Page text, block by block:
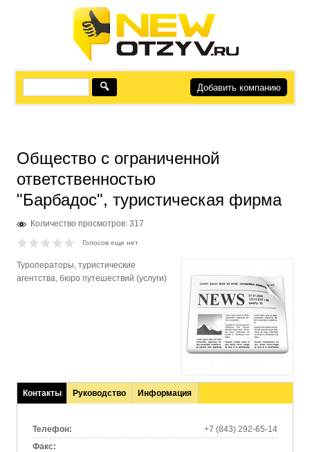
Добавить компанию
Общество с ограниченной
ответственностью
"Барбадос", туристическая фирма
Количество просмотров: 317
Голосов еще нет
Туроператоры, туристические
агентства, бюро путешествий (услуги)
Контакты
(активная
Руководство Информация
Телефон:
+7 (843) 292-65-14
Факс: